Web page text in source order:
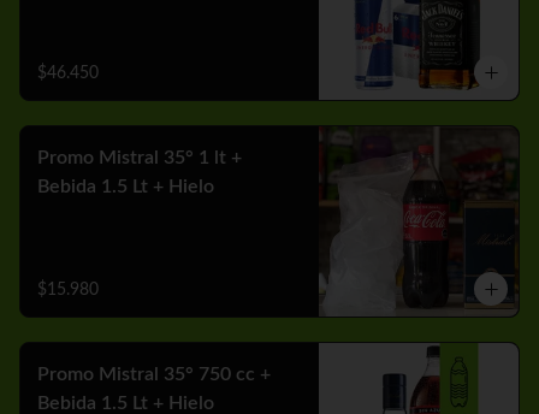
$46.450
Promo Mistral 35° 1 lt +
Bebida 1.5 Lt + Hielo
$15.980
Promo Mistral 35° 750 cc +
Bebida 1.5 Lt + Hielo